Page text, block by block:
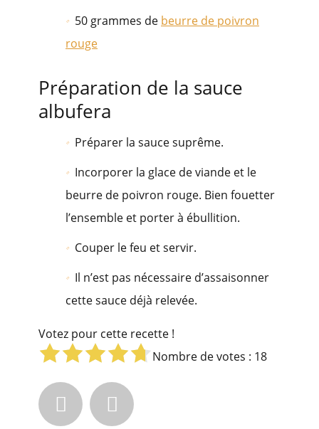
50 grammes de beurre de poivron
rouge
Préparation de la sauce
albufera
Préparer la sauce suprême.
Incorporer la glace de viande et le
beurre de poivron rouge. Bien fouetter
l’ensemble et porter à ébullition.
Couper le feu et servir.
Il n’est pas nécessaire d’assaisonner
cette sauce déjà relevée.
Votez pour cette recette !
Nombre de votes : 18
 